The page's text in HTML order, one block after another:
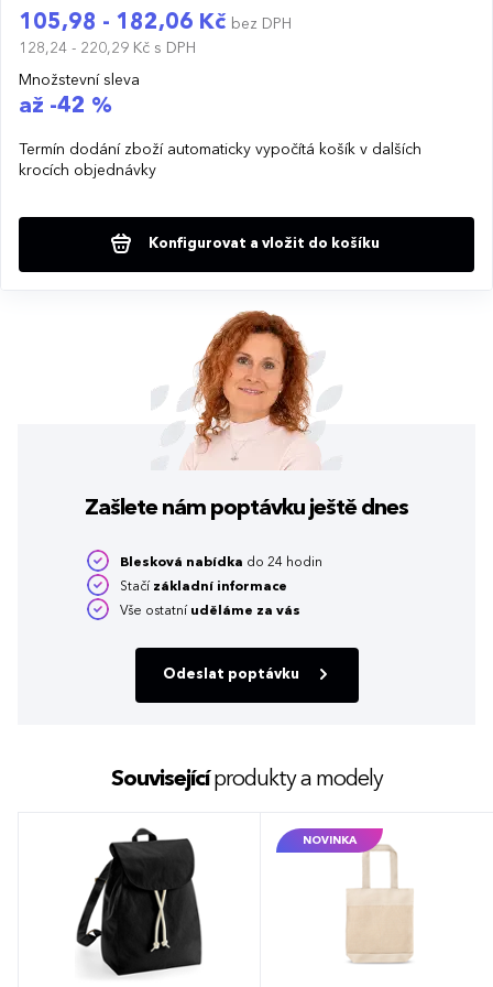
105,98 - 182,06 Kč bez DPH
128,24 - 220,29 Kč s DPH
Množstevní sleva
až -42 %
Termín dodání zboží automaticky vypočítá košík v dalších
krocích objednávky
Konfigurovat a vložit do košíku
Zašlete nám poptávku ještě dnes
Blesková nabídka do 24 hodin
Stačí základní informace
Vše ostatní uděláme za vás
Odeslat poptávku
Souvisejícíprodukty a modely
NOVINKA